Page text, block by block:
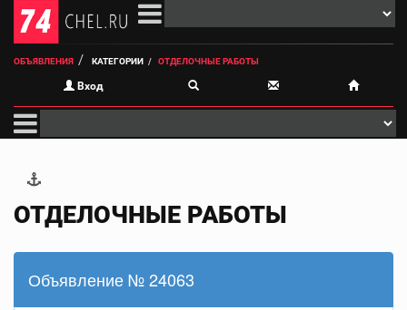
ОБЪЯВЛЕНИЯ КАТЕГОРИИ ОТДЕЛОЧНЫЕ РАБОТЫ
Вход
ОТДЕЛОЧНЫЕ РАБОТЫ
Объявление № 24063